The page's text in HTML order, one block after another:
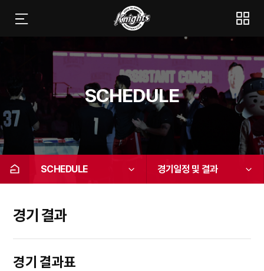
SCHEDULE
SCHEDULE 경기일정 및 결과
경기 결과
경기 결과표